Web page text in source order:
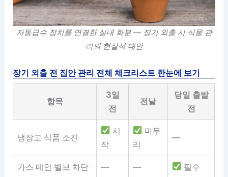
자동급수 장치를 연결한 실내 화분 — 장기 외출 시 식물 관
리의 현실적 대안
장기 외출 전 집안 관리 전체 체크리스트 한눈에 보기
항목
3일
전
전날
당일 출발
전
냉장고 식품 소진
시
작
마무
리
—
가스 메인 밸브 차단 — — 필수